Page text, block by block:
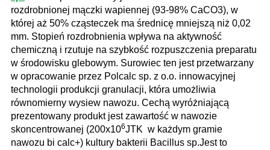
rozdrobnionej mączki wapiennej (93-98% CaCO3), w
której aż 50% cząsteczek ma średnicę mniejszą niż 0,02
mm. Stopień rozdrobnienia wpływa na aktywność
chemiczną i rzutuje na szybkość rozpuszczenia preparatu
w środowisku glebowym. Surowiec ten jest przetwarzany
w opracowanie przez Polcalc sp. z o.o. innowacyjnej
technologii produkcji granulacji, która umożliwia
równomierny wysiew nawozu. Cechą wyróżniającą
prezentowany produkt jest zawartość w nawozie
skoncentrowanej (200x106JTK w każdym gramie
nawozu bi calc+) kultury bakterii Bacillus sp.Jest to